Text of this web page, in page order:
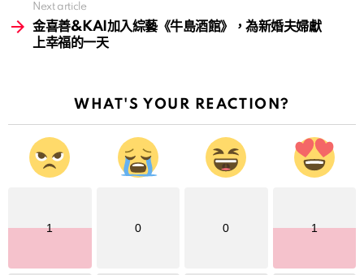
Next article
金喜善&KAI加入綜藝《牛島酒館》，為新婚夫婦獻
上幸福的一天
WHAT'S YOUR REACTION?
1 0 0 1